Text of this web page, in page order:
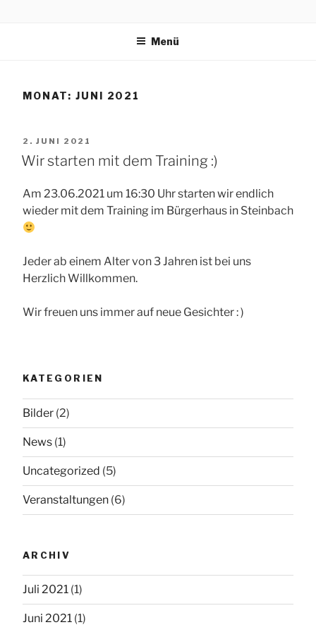
1974 E.V.
Menü
MONAT: JUNI 2021
VERÖFFENTLICHT
AM
2. JUNI 2021
Wir starten mit dem Training :)
Am 23.06.2021 um 16:30 Uhr starten wir endlich
wieder mit dem Training im Bürgerhaus in Steinbach
Jeder ab einem Alter von 3 Jahren ist bei uns
Herzlich Willkommen.
Wir freuen uns immer auf neue Gesichter : )
KATEGORIEN
Bilder (2)
News (1)
Uncategorized (5)
Veranstaltungen (6)
ARCHIV
Juli 2021 (1)
Juni 2021 (1)